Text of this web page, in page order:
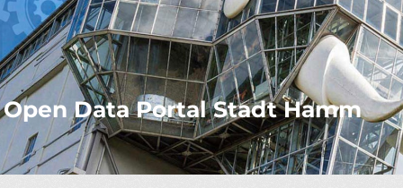
Open Data Portal Stadt Hamm